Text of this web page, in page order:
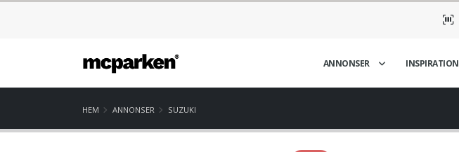
ANNONSER INSPIRATION
HEM ANNONSER SUZUKI